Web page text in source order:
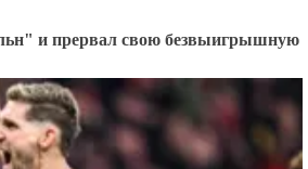
и прервал свою безвыигрышную